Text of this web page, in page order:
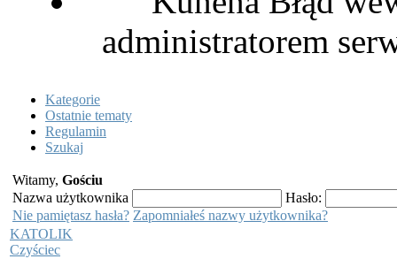
administratorem
Kategorie
Ostatnie tematy
Regulamin
Szukaj
Witamy, Gościu
Nazwa użytkownika
Hasło:
Nie pamiętasz hasła? Zapomniałeś nazwy użytkownika?
KATOLIK
Czyściec